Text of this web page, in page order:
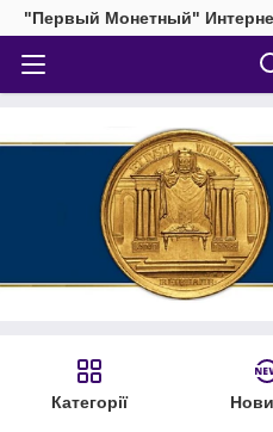
"Первый Монетный"
Категорії